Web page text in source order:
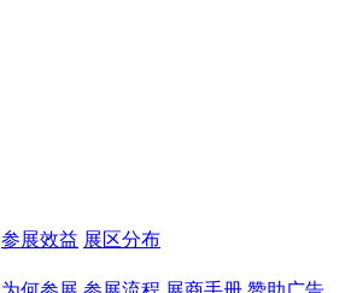
参展效益 展区分布